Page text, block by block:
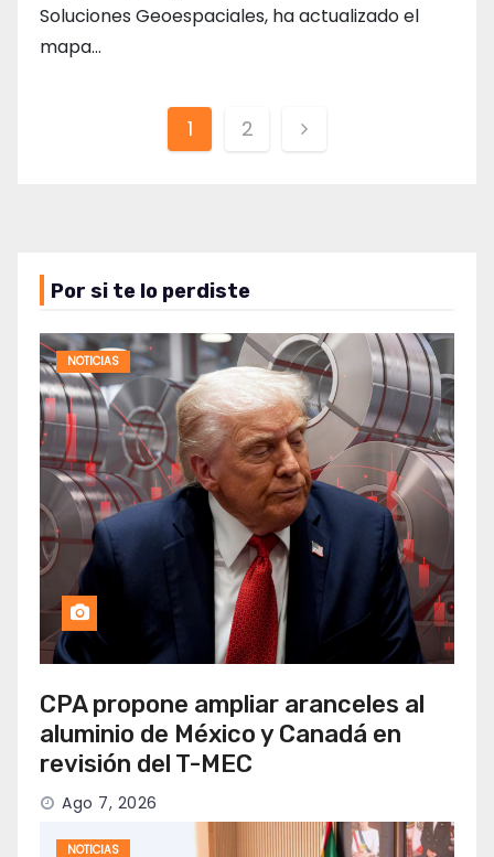
Soluciones Geoespaciales, ha actualizado el
mapa…
Paginación
1 2
Por si te lo perdiste
NOTICIAS
CPA propone ampliar aranceles al
aluminio de México y Canadá en
revisión del T-MEC
Ago 7, 2026
NOTICIAS